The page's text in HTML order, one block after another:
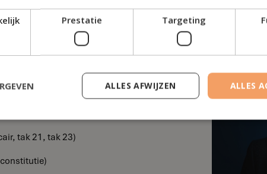
(Fiscale optimalisatie)
tak 21, tak 23)
Prestatie Targeting
ALLES
ALLES AFWIJZEN